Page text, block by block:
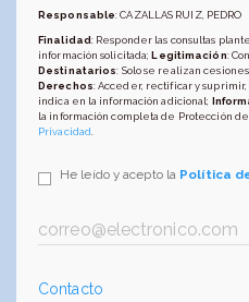
Responsable: CAZALLAS RUIZ, PEDRO
Finalidad: Responder las consultas
información solicitada;Legitimación:
Destinatarios: Solo se realizan
Derechos: Acceder, rectificar y suprimir,
indica en la información adicional;
la información completa de Protección
Privacidad
He leído y acepto la Política
Contacto